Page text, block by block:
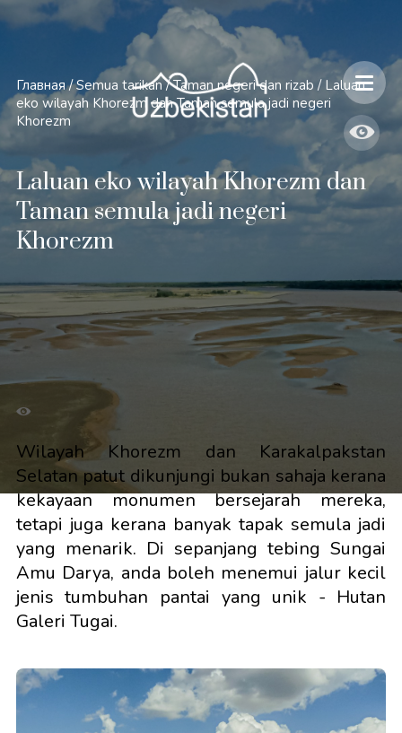
Главная / Semua tarikan / Taman negeri dan rizab / Laluan
eko wilayah Khorezm dan Taman semula jadi negeri
Khorezm
Laluan eko wilayah Khorezm dan
Taman semula jadi negeri
Khorezm
Wilayah Khorezm dan Karakalpakstan
Selatan patut dikunjungi bukan sahaja kerana
kekayaan monumen bersejarah mereka,
tetapi juga kerana banyak tapak semula jadi
yang menarik. Di sepanjang tebing Sungai
Amu Darya, anda boleh menemui jalur kecil
jenis tumbuhan pantai yang unik - Hutan
Galeri Tugai.